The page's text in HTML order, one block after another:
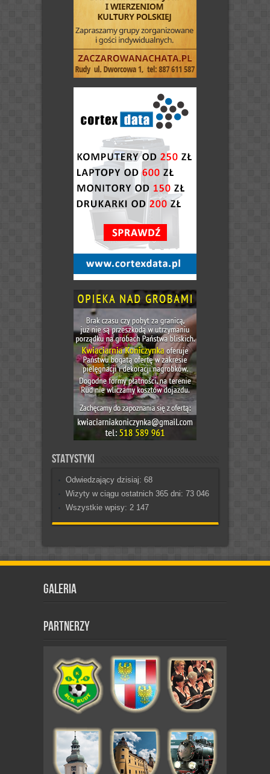
Statystyki
Odwiedzający dzisiaj: 68
Wizyty w ciągu ostatnich 365 dni: 73 046
Wszystkie wpisy: 2 147
Galeria
Partnerzy